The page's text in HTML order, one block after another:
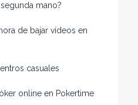
mano​?
de bajar vídeos en
casuales
online en Pokertime